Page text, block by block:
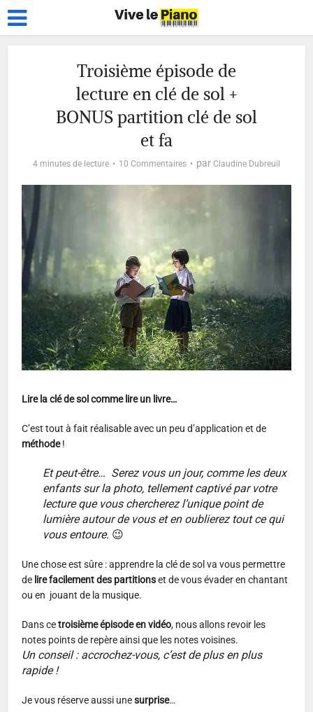
Troisième épisode de
lecture en clé de sol +
BONUS partition clé de sol
et fa
4 minutes de lecture 10 Commentaires par Claudine Dubreuil
Lire la clé de sol comme lire un livre…
C’est tout à fait réalisable avec un peu d’application et de
méthode!
Et peut-être… Serez vous un jour, comme les deux
enfants sur la photo, tellement captivé par votre
lecture que vous chercherez l’unique point de
lumière autour de vous et en oublierez tout ce qui
vous entoure. 😉
Une chose est sûre : apprendre la clé de sol va vous permettre
de lire facilement des partitionset de vous évader en chantant
ou en jouant de la musique.
Dans cetroisième épisode en vidéo, nous allons revoir les
notes points de repère ainsi que les notes voisines.
Un conseil : accrochez-vous, c’est de plus en plus
rapide !
Je vous réserve aussi unesurprise…